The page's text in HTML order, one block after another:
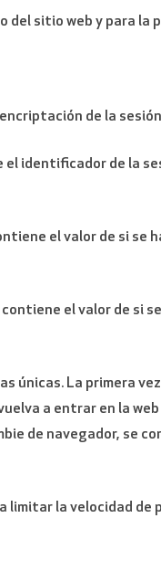
del sitio web y para
de la
identificador de la
el valor de si se
el valor de si
únicas. La primera
a entrar en la web
de navegador, se
limitar la velocidad